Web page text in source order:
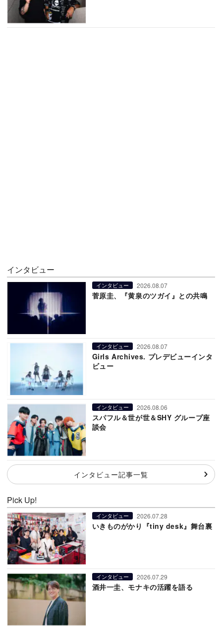
インタビュー
インタビュー 2026.08.07
菅原圭、『黄泉のツガイ』との共鳴
インタビュー 2026.08.07
Girls Archives. プレデビューインタ
ビュー
インタビュー 2026.08.06
スパフル＆世が世＆SHY グループ座
談会
インタビュー記事一覧
Pick Up!
インタビュー 2026.07.28
いきものがかり『tiny desk』舞台裏
インタビュー 2026.07.29
酒井一圭、モナキの活躍を語る